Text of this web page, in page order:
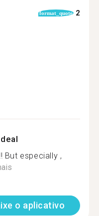
format_quote 2
But especially ,
o aplicativo